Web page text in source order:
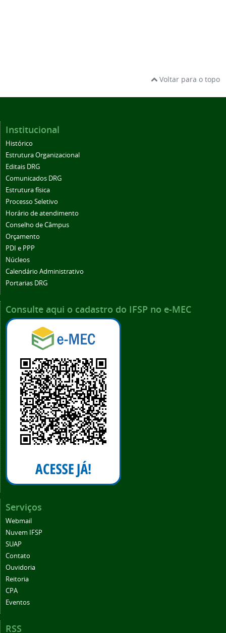
Voltar para o topo
Institucional
Histórico
Estrutura Organizacional
Editais DRG
Comunicados DRG
Estrutura física
Processo Seletivo
Horário de atendimento
Conselho de Câmpus
Orçamento
PDI e PPP
Núcleos
Calendário Administrativo
Portarias DRG
Consulte aqui o cadastro do IFSP no e-MEC
Serviços
Webmail
Nuvem IFSP
SUAP
Contato
Ouvidoria
Reitoria
CPA
Eventos
RSS